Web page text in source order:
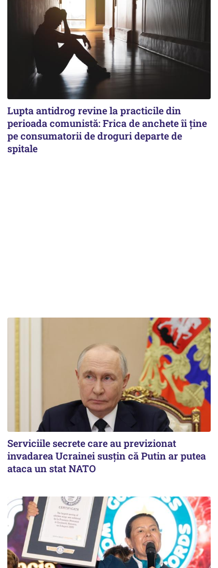
Lupta antidrog revine la practicile din
perioada comunistă: Frica de anchete îi ține
pe consumatorii de droguri departe de
spitale
Serviciile secrete care au previzionat
invadarea Ucrainei susțin că Putin ar putea
ataca un stat NATO